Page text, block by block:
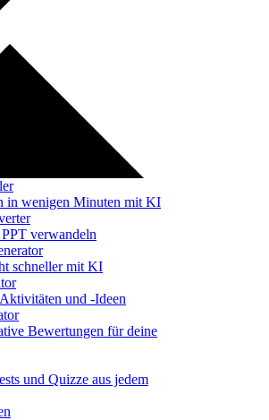
in wenigen Minuten mit KI
verwandeln
schneller mit KI
und -Ideen
Bewertungen für deine
und Quizze aus jedem